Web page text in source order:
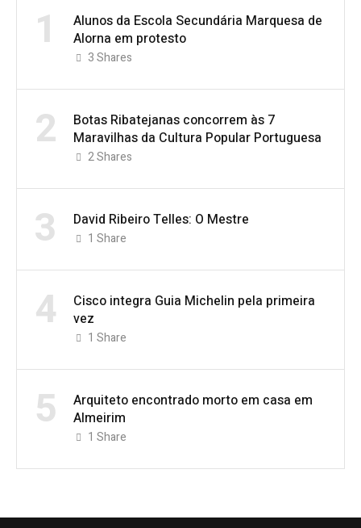
1
Alunos da Escola Secundária Marquesa de
Alorna em protesto
3Shares
2
Botas Ribatejanas concorrem às 7
Maravilhas da Cultura Popular Portuguesa
2Shares
3 David Ribeiro Telles: O Mestre
1 Share
4
Cisco integra Guia Michelin pela primeira
vez
1 Share
5
Arquiteto encontrado morto em casa em
Almeirim
1 Share